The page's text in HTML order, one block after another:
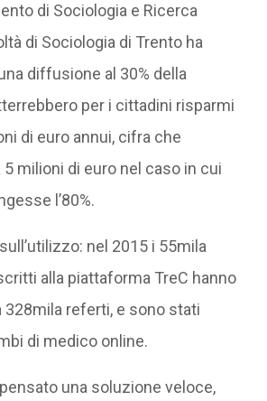
di Sociologia e Ricerca
di Sociologia di Trento ha
diffusione al 30% della
per i cittadini risparmi
di euro annui, cifra che
milioni di euro nel caso in cui
l’80%.
nel 2015 i 55mila
alla piattaforma TreC hanno
referti, e sono stati
di medico online.
pensato una soluzione veloce,